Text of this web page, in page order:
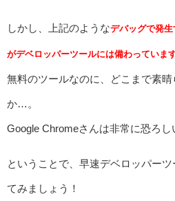
しかし、上記のようなデバッグで発
がデベロッパーツールには備わっていま
無料のツールなのに、どこまで素
か…。
Google Chromeさんは非常に恐ろし
ということで、早速デベロッパー
てみましょう！